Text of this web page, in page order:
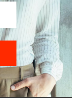
godine
godine, jer letnji
povećavaju